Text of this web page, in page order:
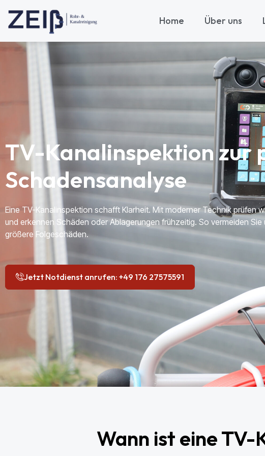
Home Über uns
TV-Kanalinspektion zur
Schadensanalyse
Eine TV-Kanalinspektion schafft Klarheit. Mit moderner Technik prüfen
und erkennen Schäden oder Ablagerungen frühzeitig. So vermeiden Sie
größere Folgeschäden.
Jetzt Notdienst anrufen: +49 176 27575591
Wann ist eine